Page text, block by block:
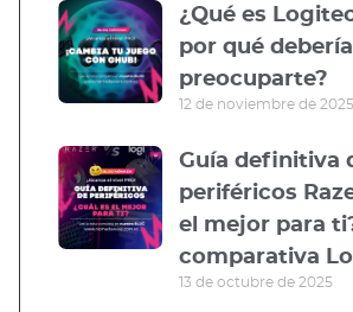
¿Qué es
por qué
preocuparte?
12 de noviembre de 2025
Guía definitiva
periféricos
el mejor para
comparativa
13 de octubre de 2025